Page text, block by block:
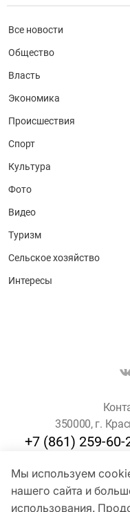
Мы используем
нашего сайта и
использования.
Все новости
Общество
Власть
Экономика
Происшествия
Спорт
Культура
Фото
Видео
Туризм
Сельское хозяйство
Интересы
350000, г.
+7 (861) 259-60-
Для
©